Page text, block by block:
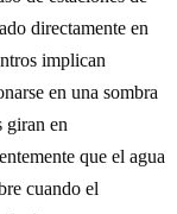
directamente en
implican
en una sombra
giran en
que el agua
cuando el